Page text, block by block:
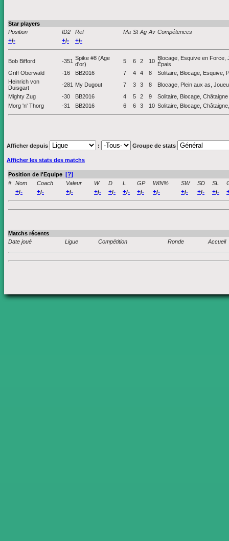
Star players
Position
ID2 Ref Ma St Ag Av Compétences
+/- +/- +/-
Bob Bifford -351 Spike #8 (Age
d'or)
5 6 2 10 Blocage, Esquive en Force,
Épais
Griff Oberwald
-16 BB2016 7 4 4 8
Solitaire, Blocage, Esquive,
Heinrich von
Duisgart
-281 My Dugout 7 3 3 8
Blocage, Plein aux as,
Mighty Zug
-30 BB2016 4 5 2 9
Solitaire, Blocage, Châtaigne
Morg 'n' Thorg
-31 BB2016 6 6 3 10 Solitaire, Blocage,
Afficher depuis : Groupe de stats
Afficher les stats des matchs
Position de l'Equipe [?]
# Nom Coach Valeur W D L GP WIN% SW SD SL
+/- +/- +/- +/- +/- +/- +/- +/- +/- +/- +/-
Matchs récents
Date joué
Ligue Compétition Ronde Accueil